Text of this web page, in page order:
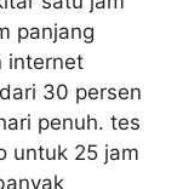
panjang
internet
30 persen
penuh. tes
untuk 25 jam